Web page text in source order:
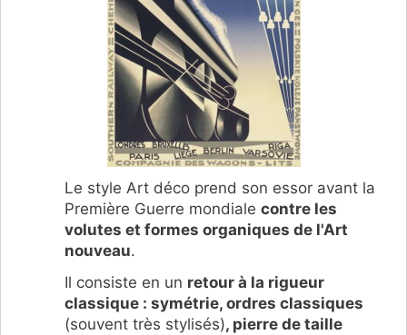
Le style Art déco prend son essor avant la
Première Guerre mondiale contre les
volutes et formes organiques de l'Art
nouveau.
Il consiste en un retour à la rigueur
classique : symétrie, ordres classiques
(souvent très stylisés), pierre de taille